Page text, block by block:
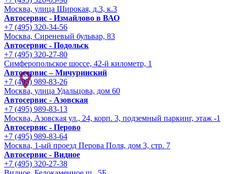
Москва, улица Широкая, д.3, к.3
Автосервис - Измайлово в ВАО
+7 (495) 320-34-56
Москва, Сиреневый бульвар, 83
Автосервис - Подольск
+7 (495) 320-27-80
Симферопольское шоссе, 42-й километр, 1
Автосервис – Мичуринский
+7 (495) 989-83-26
Москва, улица Удальцова, дом 60
Автосервис - Азовская
+7 (495) 989-83-13
Москва, Азовская ул., 24, корп. 3, подземный паркинг, этаж -1
Автосервис - Перово
+7 (495) 989-83-64
Москва, 1-ый проезд Перова Поля, дом 3, стр. 7
Автосервис - Видное
+7 (495) 320-27-38